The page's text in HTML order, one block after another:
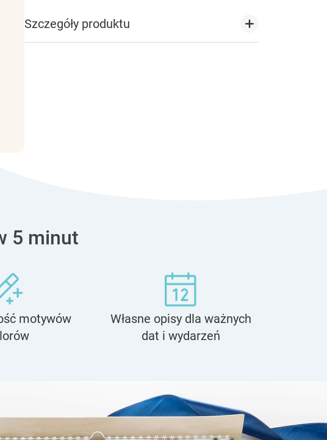
Szczegóły produktu
5 minut
motywów
Własne opisy dla ważnych
dat i wydarzeń